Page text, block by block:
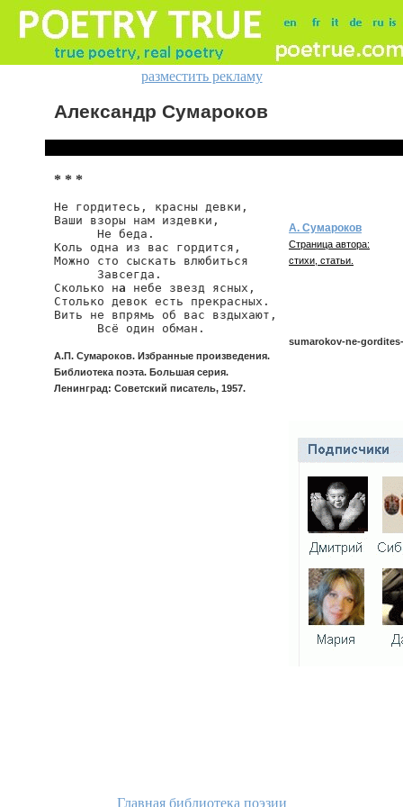
разместить рекламу
Александр Сумароков
* * *
Не гордитесь, красны девки,
Ваши взоры нам издевки,
      Не беда.
Коль одна из вас гордится,
Можно сто сыскать влюбиться
      Завсегда.
Сколько на небе звезд ясных,
Столько девок есть прекрасных.
Вить не впрямь об вас вздыхают,
      Всё один обман.
А.П. Сумароков. Избранные произведения.
Библиотека поэта. Большая серия.
Ленинград: Советский писатель, 1957.
А. Сумароков
Страница автора:
стихи, статьи.
sumarokov-ne-
Главная библиотека поэзии